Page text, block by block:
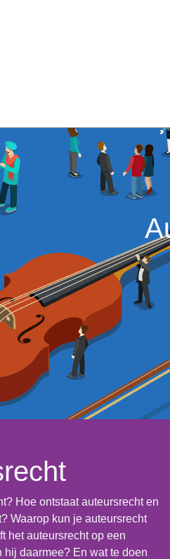
Hoe ontstaat auteursrecht en
Waarop kun je auteursrecht
het auteursrecht op een
hij daarmee? En wat te doen